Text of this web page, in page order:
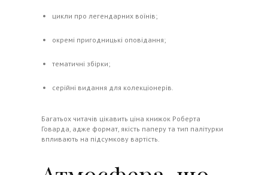
цикли про легендарних воїнів;
окремі пригодницькі оповідання;
тематичні збірки;
серійні видання для колекціонерів.
Багатьох читачів цікавить ціна книжок Роберта
Говарда, адже формат, якість паперу та тип палітурки
впливають на підсумкову вартість.